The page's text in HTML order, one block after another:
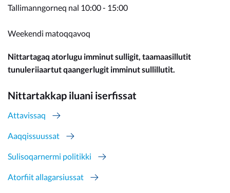
Tallimanngorneq nal 10:00 - 15:00
Weekendi matoqqavoq
Nittartagaq atorlugu imminut sulligit, taamaasillutit
tunuleriiaartut qaangerlugit imminut sullillutit.
Nittartakkap iluani iserfissat
Attavissaq
Aaqqissuussat
Sulisoqarnermi politikki
Atorfiit allagarsiussat